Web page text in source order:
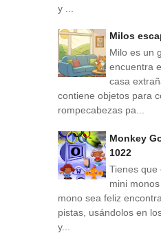
y ...
Milos
Milo es un
encuentra
casa
contiene objetos para
rompecabezas pa...
Monkey
1022
Tienes que
mini
mono sea feliz
pistas, usándolos en
y...